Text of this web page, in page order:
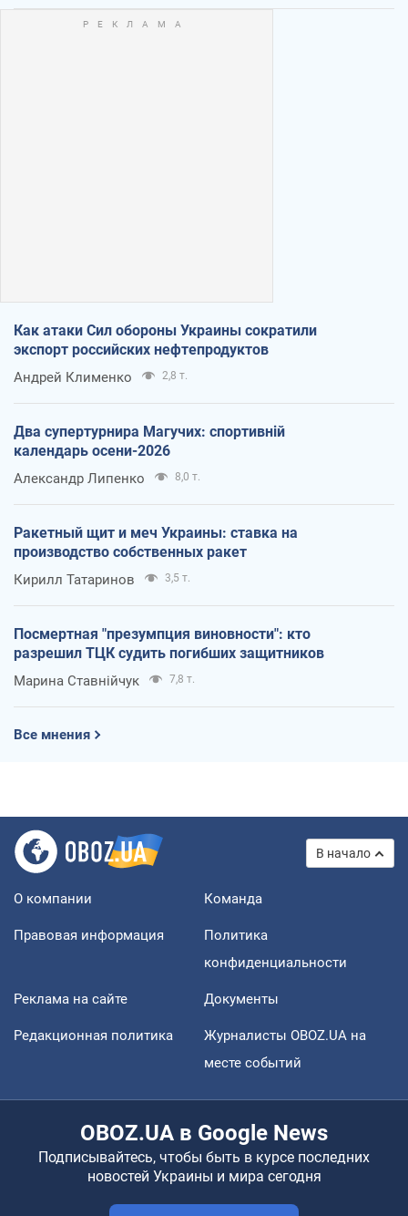
Как атаки Сил обороны Украины сократили
экспорт российских нефтепродуктов
Андрей Клименко 2,8 т.
Два супертурнира Магучих: спортивній
календарь осени-2026
Александр Липенко 8,0 т.
Ракетный щит и меч Украины: ставка на
производство собственных ракет
Кирилл Татаринов 3,5 т.
Посмертная "презумпция виновности": кто
разрешил ТЦК судить погибших защитников
Марина Ставнійчук 7,8 т.
Все мнения
В начало
О компании Команда
Правовая информация
Политика
конфиденциальности
Реклама на сайте Документы
Редакционная политика
Журналисты OBOZ.UA на
месте событий
OBOZ.UA в Google News
Подписывайтесь, чтобы быть в курсе последних
новостей Украины и мира сегодня